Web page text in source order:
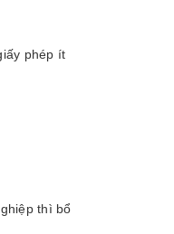
phép ít
thì bổ